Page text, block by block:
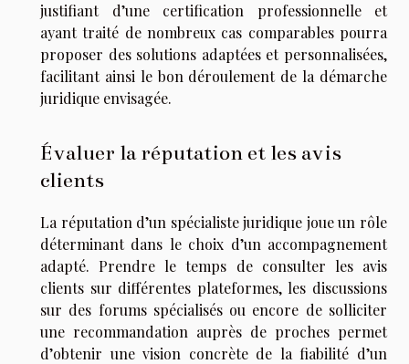
justifiant d’une certification professionnelle et
ayant traité de nombreux cas comparables pourra
proposer des solutions adaptées et personnalisées,
facilitant ainsi le bon déroulement de la démarche
juridique envisagée.
Évaluer la réputation et les avis
clients
La réputation d’un spécialiste juridique joue un rôle
déterminant dans le choix d’un accompagnement
adapté. Prendre le temps de consulter les avis
clients sur différentes plateformes, les discussions
sur des forums spécialisés ou encore de solliciter
une recommandation auprès de proches permet
d’obtenir une vision concrète de la fiabilité d’un